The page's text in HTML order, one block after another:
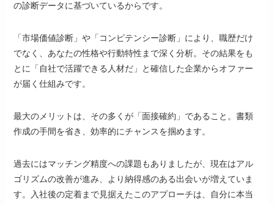
の診断データに基づいているからです。
「市場価値診断」や「コンピテンシー診断」により、職歴だけ
でなく、あなたの性格や行動特性まで深く分析。その結果をも
とに「自社で活躍できる人材だ」と確信した企業からオファー
が届く仕組みです。
最大のメリットは、その多くが「面接確約」であること。書類
作成の手間を省き、効率的にチャンスを掴めます。
過去にはマッチング精度への課題もありましたが、現在はアル
ゴリズムの改善が進み、より納得感のある出会いが増えていま
す。入社後の定着まで見据えたこのアプローチは、自分に本当